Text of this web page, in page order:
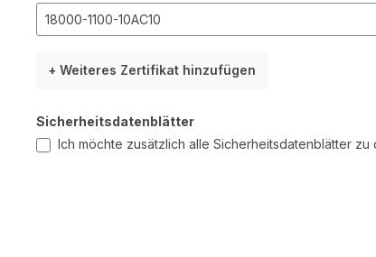
+ Weiteres Zertifikat hinzufügen
Sicherheitsdatenblätter
Ich möchte zusätzlich alle Sicherheitsdatenblätter